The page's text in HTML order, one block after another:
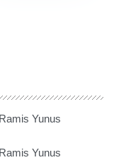
Yunus
Yunus